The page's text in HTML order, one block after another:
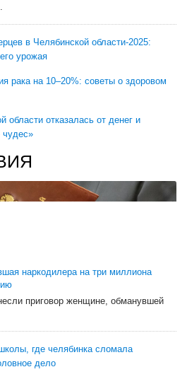
в Челябинской области-2025:
урожая
рака на 10–20%: советы о здоровом
области отказалась от денег и
чудес»
наркодилера на три миллиона
приговор женщине, обманувшей
где челябинка сломала
дело